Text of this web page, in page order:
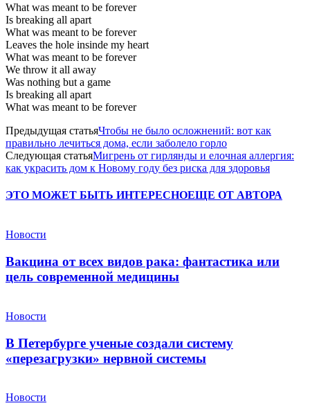
What was meant to be forever
Is breaking all apart
What was meant to be forever
Leaves the hole insinde my heart
What was meant to be forever
We throw it all away
Was nothing but a game
Is breaking all apart
What was meant to be forever
Предыдущая статьяЧтобы не было осложнений: вот как
правильно лечиться дома, если заболело горло
Следующая статьяМигрень от гирлянды и елочная аллергия:
как украсить дом к Новому году без риска для здоровья
ЭТО МОЖЕТ БЫТЬ ИНТЕРЕСНОЕЩЕ ОТ АВТОРА
Новости
Вакцина от всех видов рака: фантастика или
цель современной медицины
Новости
В Петербурге ученые создали систему
«перезагрузки» нервной системы
Новости